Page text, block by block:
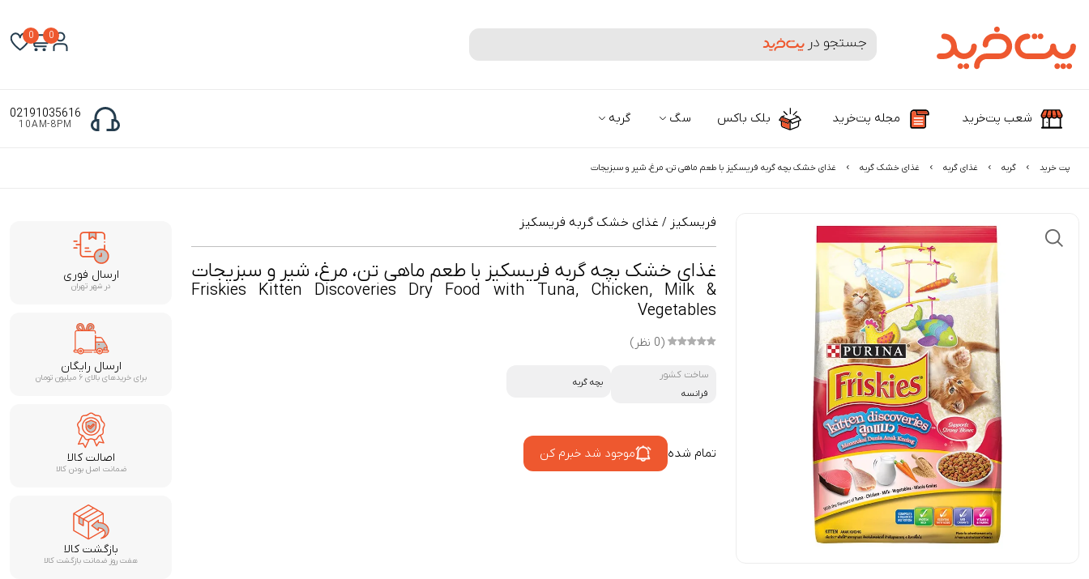
جستجوی محصولات و برندها
0
0
شعب پت‌خرید مجله پت‌خرید بلک باکس سگ گربه 02191035616
10AM-8PM
پت خرید گربه غذای گربه غذای خشک گربه غذای خشک بچه گربه فریسکیز با طعم ماهی تن، مرغ، شیر و سبزیجات
فریسکیز / غذای خشک گربه فریسکیز
غذای خشک بچه گربه فریسکیز با طعم ماهی تن، مرغ، شیر و سبزیجات
Friskies Kitten Discoveries Dry Food with Tuna, Chicken, Milk &
Vegetables
(0 نظر)
ساخت کشور
فرانسه
بچه گربه
تمام شده موجود شد خبرم کن
ارسال فوری
در شهر تهران
ارسال رایگان
برای خریدهای بالای ۶ میلیون تومان
اصالت کالا
ضمانت اصل بودن کالا
بازگشت کالا
هفت روز ضمانت بازگشت کالا